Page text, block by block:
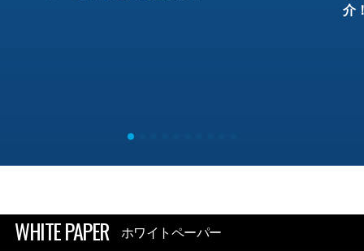
介
WHITE PAPER ホワイトペーパー